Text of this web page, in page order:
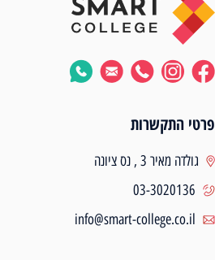
פרטי התקשרות
גולדה מאיר 3 , נס ציונה
03-3020136
info@smart-college.co.il